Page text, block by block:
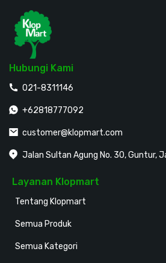
Hubungi Kami
021-8311146
+62818777092
customer@klopmart.com
Jalan Sultan Agung No. 30, Guntur,
Layanan Klopmart
Tentang Klopmart
Semua Produk
Semua Kategori